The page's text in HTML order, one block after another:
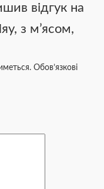
відгук на
з м’ясом,
Обов’язкові